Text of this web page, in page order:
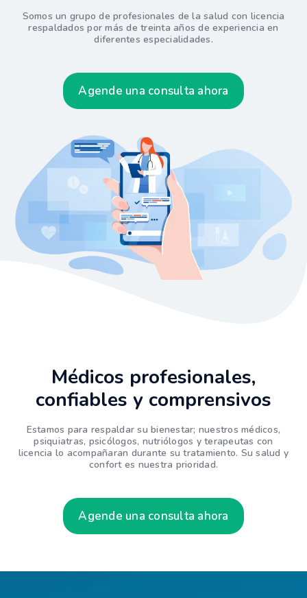
Somos un grupo de profesionales de la salud con licencia
respaldados por más de treinta años de experiencia en
diferentes especialidades.
Agende una consulta ahora
Médicos profesionales,
confiables y comprensivos
Estamos para respaldar su bienestar; nuestros médicos,
psiquiatras, psicólogos, nutriólogos y terapeutas con
licencia lo acompañaran durante su tratamiento. Su salud y
confort es nuestra prioridad.
Agende una consulta ahora